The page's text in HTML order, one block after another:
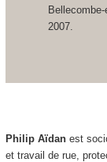
2007.
Philip Aïdan est
et travail de rue,